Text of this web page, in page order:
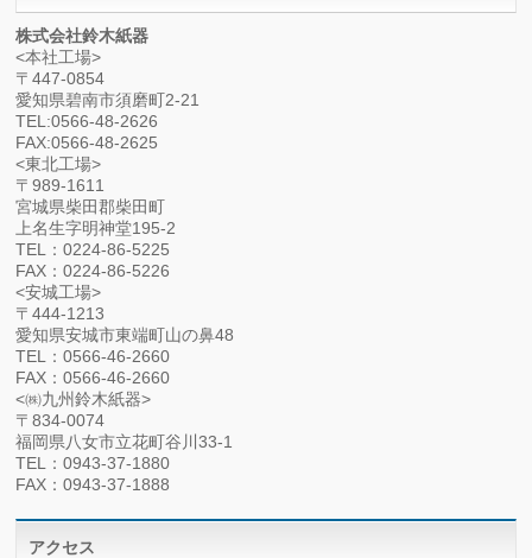
株式会社鈴木紙器
<本社工場>
〒447-0854
愛知県碧南市須磨町2-21
TEL:0566-48-2626
FAX:0566-48-2625
<東北工場>
〒989-1611
宮城県柴田郡柴田町
上名生字明神堂195-2
TEL：0224-86-5225
FAX：0224-86-5226
<安城工場>
〒444-1213
愛知県安城市東端町山の鼻48
TEL：0566-46-2660
FAX：0566-46-2660
<㈱九州鈴木紙器>
〒834-0074
福岡県八女市立花町谷川33-1
TEL：0943-37-1880
FAX：0943-37-1888
アクセス